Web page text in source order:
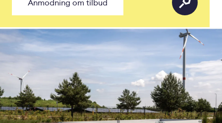
Anmodning om tilbud